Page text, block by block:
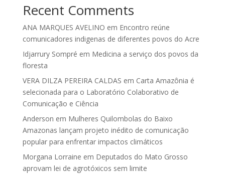
Recent Comments
ANA MARQUES AVELINO em Encontro reúne
comunicadores indigenas de diferentes povos do Acre
Idjarrury Sompré em Medicina a serviço dos povos da
floresta
VERA DILZA PEREIRA CALDAS em Carta Amazônia é
selecionada para o Laboratório Colaborativo de
Comunicação e Ciência
Anderson em Mulheres Quilombolas do Baixo
Amazonas lançam projeto inédito de comunicação
popular para enfrentar impactos climáticos
Morgana Lorraine em Deputados do Mato Grosso
aprovam lei de agrotóxicos sem limite